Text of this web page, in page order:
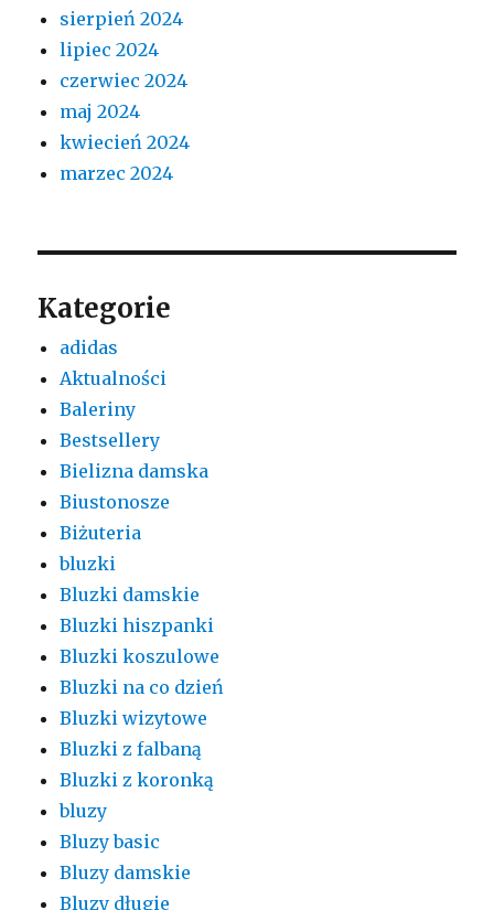
sierpień 2024
lipiec 2024
czerwiec 2024
maj 2024
kwiecień 2024
marzec 2024
Kategorie
adidas
Aktualności
Baleriny
Bestsellery
Bielizna damska
Biustonosze
Biżuteria
bluzki
Bluzki damskie
Bluzki hiszpanki
Bluzki koszulowe
Bluzki na co dzień
Bluzki wizytowe
Bluzki z falbaną
Bluzki z koronką
bluzy
Bluzy basic
Bluzy damskie
Bluzy długie